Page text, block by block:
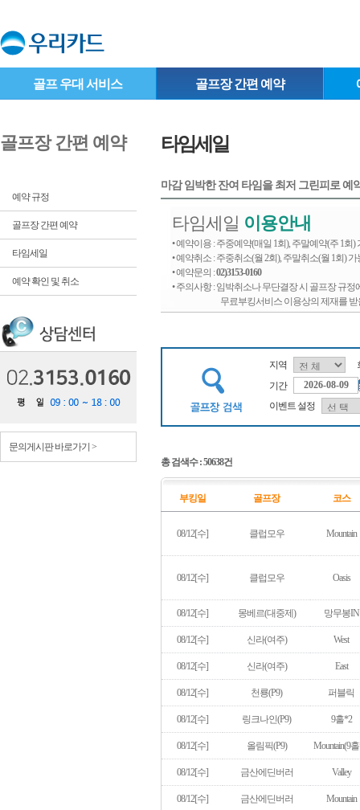
골프 우대 서비스 골프장 간편 예약
골프장 간편 예약
예약 규정
골프장 간편 예약
타임세일
예약 확인 및 취소
문의게시판 바로가기 >
타임세일
마감 임박한 잔여 타임을 최저 그린피로 예
타임세일 이용안내
• 예약이용 : 주중예약(매일 1회), 주말예약(주 1회)
• 예약취소 : 주중취소(월 2회), 주말취소(월 1회)
• 예약문의 :02)3153-0160
• 주의사항 : 임박취소나 무단결장 시 골프장 규정
무료부킹서비스 이용상의 제재를 받
지역
기간
이벤트 설정
총 검색수 :50638건
부킹일 골프장 코스
08/12[수] 클럽모우 Mountain
08/12[수] 클럽모우 Oasis
08/12[수] 몽베르(대중제) 망무봉IN
08/12[수] 신라(여주) West
08/12[수] 신라(여주) East
08/12[수] 천룡(P9) 퍼블릭
08/12[수] 링크나인(P9) 9홀*2
08/12[수] 올림픽(P9) Mountain(9
08/12[수] 금산에딘버러 Valley
08/12[수] 금산에딘버러 Mountain